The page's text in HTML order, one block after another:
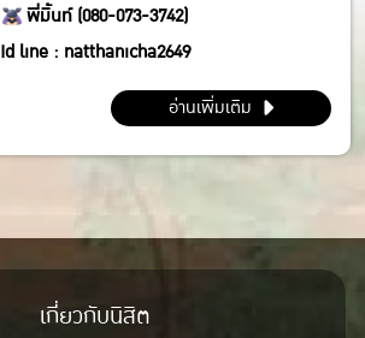
พี่มิ้นท์ (080-073-3742)
Id line : natthanicha2649
IG : @_m.mintt_
พี่โฟร์ (086-339-3381)
Id line : fourbrabra424
อ่านเพิ่มเติม
เกี่ยวกับนิสิต